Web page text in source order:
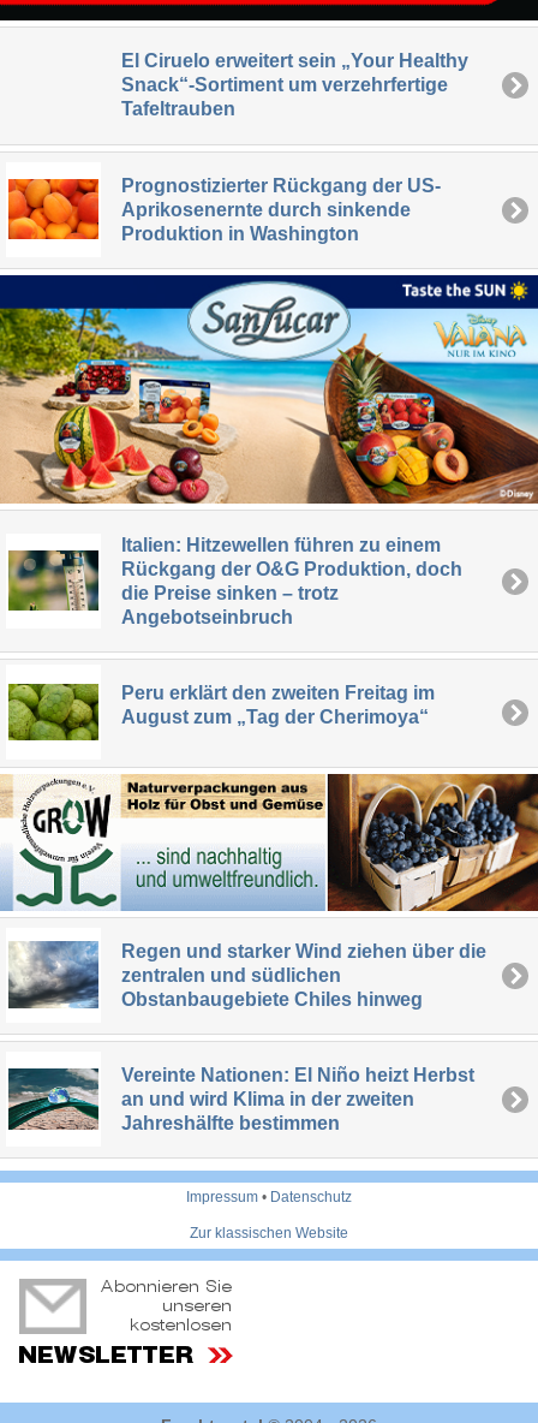
El Ciruelo erweitert sein „Your Healthy
Snack“-Sortiment um verzehrfertige
Tafeltrauben
Prognostizierter Rückgang der US-
Aprikosenernte durch sinkende
Produktion in Washington
Italien: Hitzewellen führen zu einem
Rückgang der O&G Produktion, doch
die Preise sinken – trotz
Angebotseinbruch
Peru erklärt den zweiten Freitag im
August zum „Tag der Cherimoya“
Regen und starker Wind ziehen über die
zentralen und südlichen
Obstanbaugebiete Chiles hinweg
Vereinte Nationen: El Niño heizt Herbst
an und wird Klima in der zweiten
Jahreshälfte bestimmen
Impressum • Datenschutz
Zur klassischen Website